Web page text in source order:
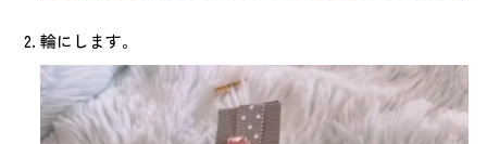
輪にします。